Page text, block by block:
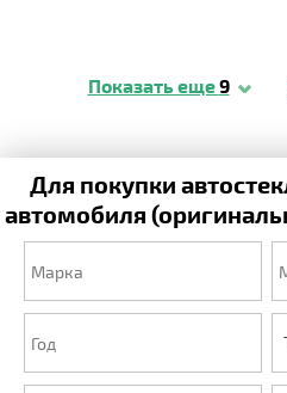
Показать еще9
Для покупки
автомобиля